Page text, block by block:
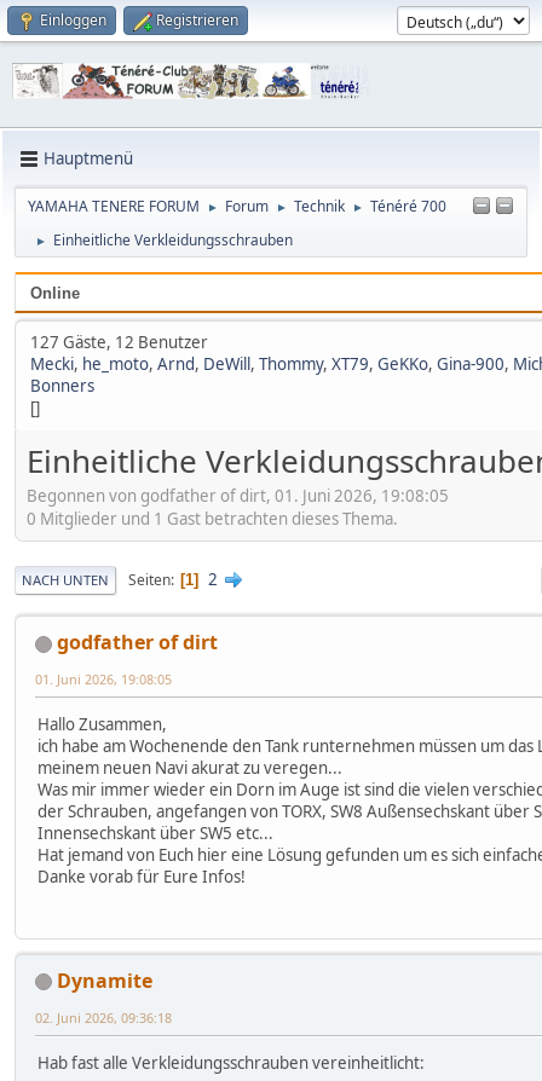
Einloggen Registrieren
Hauptmenü
YAMAHA TENERE FORUM ► Forum ► Technik ► Ténéré 700
► Einheitliche Verkleidungsschrauben
Online
127 Gäste, 12 Benutzer
Mecki, he_moto, Arnd, DeWill, Thommy, XT79, GeKKo, Gina-900,
Bonners
[]
Einheitliche
Begonnen von godfather of dirt, 01. Juni 2026, 19:08:05
0 Mitglieder und 1 Gast betrachten dieses Thema.
NACH UNTEN Seiten 1 2
godfather of dirt
01. Juni 2026, 19:08:05
Hallo Zusammen,
ich habe am Wochenende den Tank runternehmen müssen um das
meinem neuen Navi akurat zu veregen...
Was mir immer wieder ein Dorn im Auge ist sind die vielen
der Schrauben, angefangen von TORX, SW8 Außensechskant über
Innensechskant über SW5 etc...
Hat jemand von Euch hier eine Lösung gefunden um es sich
Danke vorab für Eure Infos!
Dynamite
02. Juni 2026, 09:36:18
Hab fast alle Verkleidungsschrauben vereinheitlicht: